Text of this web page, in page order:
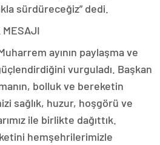
sürdüreceğiz” dedi.
MESAJI
ayının paylaşma ve
vurguladı. Başkan
bolluk ve bereketin
sağlık, huzur, hoşgörü ve
ile birlikte dağıttık.
hemşehrilerimizle